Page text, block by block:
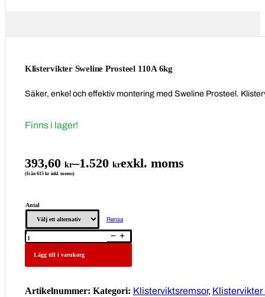
Klistervikter Sweline Prosteel 110A 6kg
Säker, enkel och effektiv montering med Sweline Prosteel.
Finns i lager!
393,60 kr–1.520 kr
Prisintervall:
till
1.520 kr
exkl. moms
(från 615 kr inkl. moms)
Antal
Rensa
Klistervikter
Sweline
110A
6kgLägg till i varukorg
Artikelnummer: Kategori: Klisterviktsremsor, Klistervikter